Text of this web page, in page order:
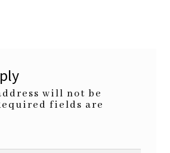
will not be
fields are